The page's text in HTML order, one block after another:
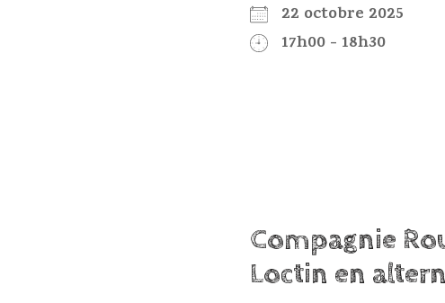
22 octobre 2025
17h00 - 18h30
Compagnie
Loctin en